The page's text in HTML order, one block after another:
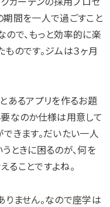
期間を一人で過ごすこと
で、もっと効率的に楽
のです。ジムは３ヶ月
あるアプリを作るお題
なのか仕様は用意して
きます。だいたい一人
ときに困るのが、何を
ことですよね。
ません。なので座学は